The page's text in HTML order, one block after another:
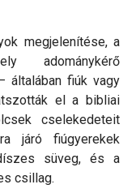
megjelenítése, a
adománykérő
általában fiúk vagy
el a bibliai
cselekedeteit
járó fiúgyerekek
süveg, és a
csillag.